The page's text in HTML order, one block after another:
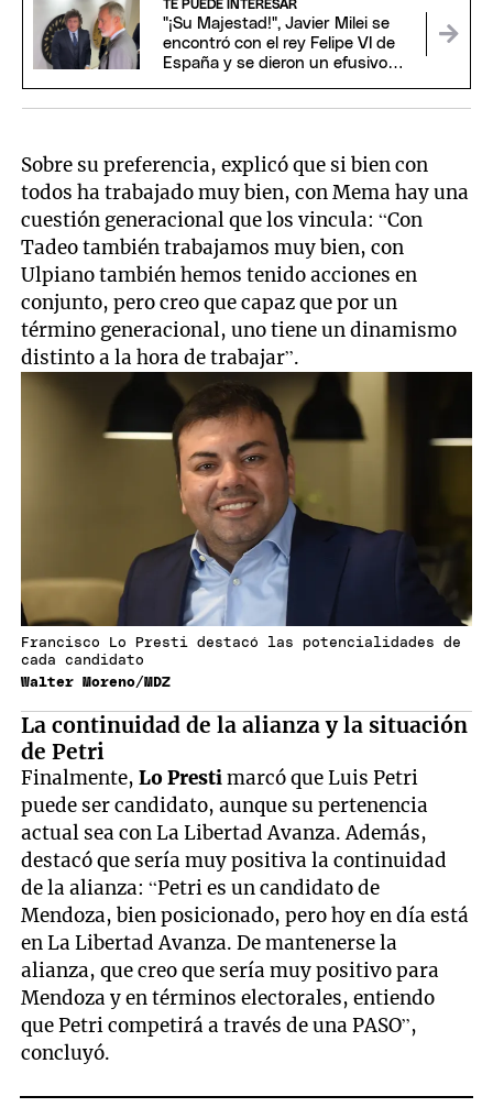
TE PUEDE INTERESAR
"¡Su Majestad!", Javier Milei se
encontró con el rey Felipe VI de
España y se dieron un efusivo
Sobre su preferencia, explicó que si bien con
todos ha trabajado muy bien, con Mema hay una
cuestión generacional que los vincula: “Con
Tadeo también trabajamos muy bien, con
Ulpiano también hemos tenido acciones en
conjunto, pero creo que capaz que por un
término generacional, uno tiene un dinamismo
distinto a la hora de trabajar”.
Francisco Lo Presti destacó las potencialidades de
cada candidato
Walter Moreno/MDZ
La continuidad de la alianza y la situación
de Petri
Finalmente,Lo Prestimarcó que Luis Petri
puede ser candidato, aunque su pertenencia
actual sea con La Libertad Avanza. Además,
destacó que sería muy positiva la continuidad
de la alianza: “Petri es un candidato de
Mendoza, bien posicionado, pero hoy en día está
en La Libertad Avanza. De mantenerse la
alianza, que creo que sería muy positivo para
Mendoza y en términos electorales, entiendo
que Petri competirá a través de una PASO”,
concluyó.